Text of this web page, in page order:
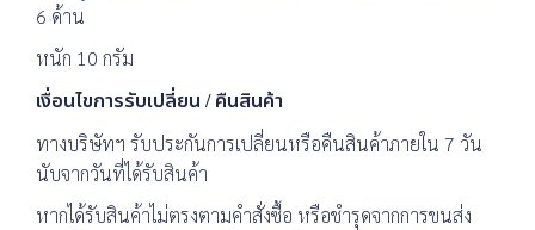
6 ด้าน
หนัก 10 กรัม
เงื่อนไขการรับเปลี่ยน / คืนสินค้า
ทางบริษัทฯ รับประกันการเปลี่ยนหรือคืนสินค้าภายใน 7 วัน
นับจากวันที่ได้รับสินค้า
หากได้รับสินค้าไม่ตรงตามคำสั่งซื้อ หรือชำรุดจากการขนส่ง